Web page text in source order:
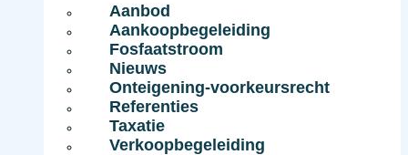
Aanbod
Aankoopbegeleiding
Fosfaatstroom
Nieuws
Onteigening-voorkeursrecht
Referenties
Taxatie
Verkoopbegeleiding